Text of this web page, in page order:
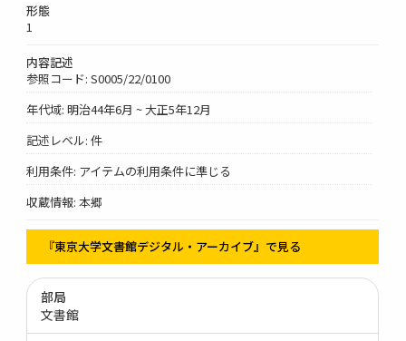
形態
1
内容記述
参照コード: S0005/22/0100
年代域: 明治44年6月 ~ 大正5年12月
記述レベル: 件
利用条件: アイテムの利用条件に準じる
収蔵情報: 本郷
『東京大学文書館デジタル・アーカイブ』で見る
部局
文書館